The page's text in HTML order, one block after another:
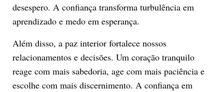
desespero. A confiança transforma turbulência em
aprendizado e medo em esperança.
Além disso, a paz interior fortalece nossos
relacionamentos e decisões. Um coração tranquilo
reage com mais sabedoria, age com mais paciência e
escolhe com mais discernimento. A confiança em